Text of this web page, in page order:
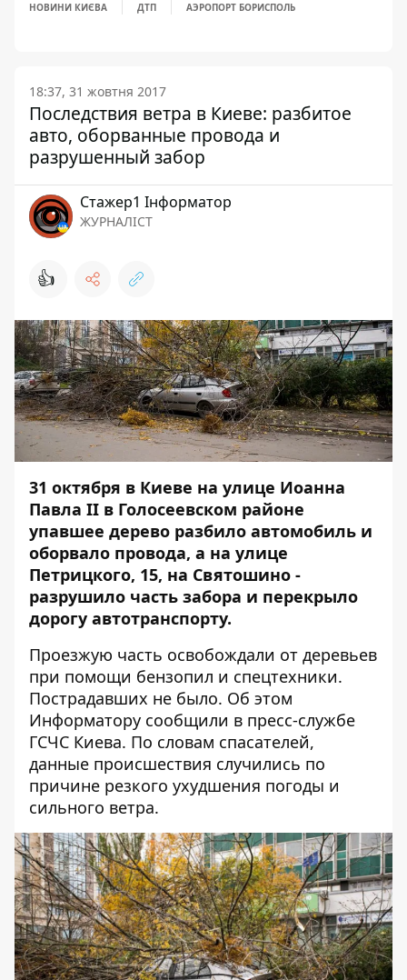
НОВИНИ КИЄВА ДТП АЭРОПОРТ БОРИСПОЛЬ
18:37, 31 жовтня 2017
Последствия ветра в Киеве: разбитое
авто, оборванные провода и
разрушенный забор
Стажер1 Інформатор
ЖУРНАЛІСТ
👍
31 октября в Киеве на улице Иоанна
Павла II в Голосеевском районе
упавшее дерево разбило автомобиль и
оборвало провода, а на улице
Петрицкого, 15, на Святошино -
разрушило часть забора и перекрыло
дорогу автотранспорту.
Проезжую часть освобождали от деревьев
при помощи бензопил и спецтехники.
Пострадавших не было. Об этом
Информатору сообщили в пресс-службе
ГСЧС Киева. По словам спасателей,
данные происшествия случились по
причине резкого ухудшения погоды и
сильного ветра.